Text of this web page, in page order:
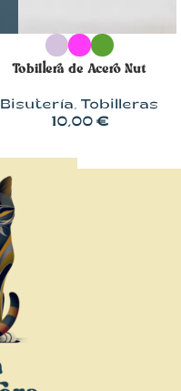
Tobillera de Acero Nut
Bisutería, Tobilleras
10,00 €